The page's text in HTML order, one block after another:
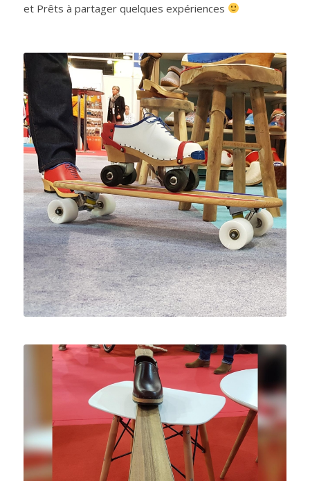
et Prêts à partager quelques expériences